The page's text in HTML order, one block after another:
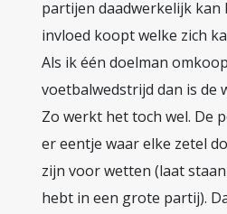
partijen daadwerkelijk kan
invloed koopt welke zich
Als ik één doelman
voetbalwedstrijd dan is de
Zo werkt het toch wel. De
er eentje waar elke zetel
zijn voor wetten (laat
hebt in een grote partij).